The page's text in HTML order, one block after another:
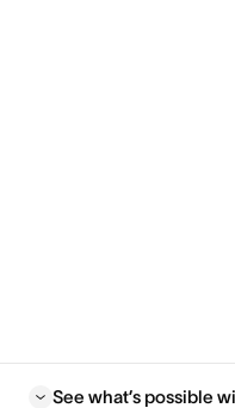
See what’s possible